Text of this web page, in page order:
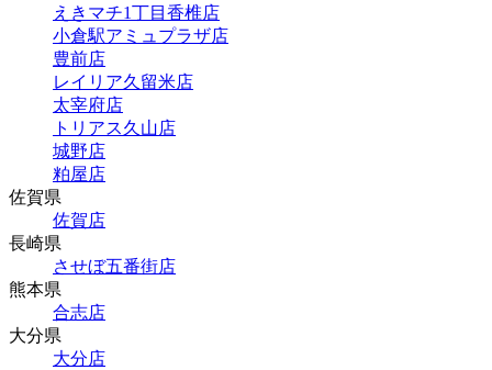
えきマチ1丁目香椎店
小倉駅アミュプラザ店
豊前店
レイリア久留米店
太宰府店
トリアス久山店
城野店
粕屋店
佐賀県
佐賀店
長崎県
させぼ五番街店
熊本県
合志店
大分県
大分店